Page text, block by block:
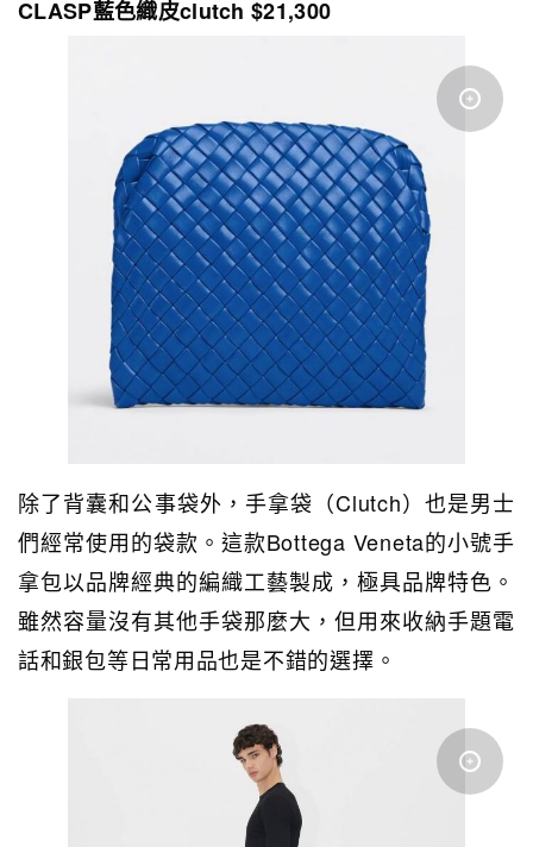
CLASP藍色織皮clutch $21,300
除了背囊和公事袋外，手拿袋（Clutch）也是男士
們經常使用的袋款。這款Bottega Veneta的小號手
拿包以品牌經典的編織工藝製成，極具品牌特色。
雖然容量沒有其他手袋那麼大，但用來收納手題電
話和銀包等日常用品也是不錯的選擇。